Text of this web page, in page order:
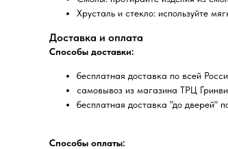
Хрусталь и стекло: используйте
Доставка и оплата
Способы доставки:
бесплатная доставка по всей
самовывоз из магазина ТРЦ
бесплатная доставка "до дверей"
Способы оплаты: